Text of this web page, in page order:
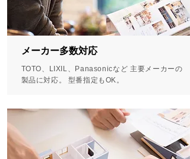
メーカー多数対応
TOTO、LIXIL、Panasonicなど 主要メーカーの
製品に対応。 型番指定もOK。